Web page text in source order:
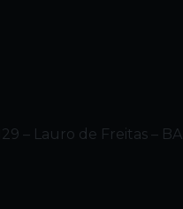
– Lauro de Freitas – BA